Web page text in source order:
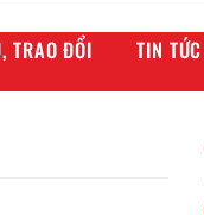
TRAO ĐỔI TIN TỨC